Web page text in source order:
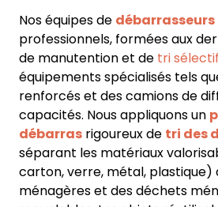
Nos équipes de débarrasseurs
professionnels, formées aux
de manutention et de tri sélectif
équipements spécialisés tels
renforcés et des camions de
capacités. Nous appliquons un
débarras rigoureux de tri des
séparant les matériaux
carton, verre, métal, plastique)
ménagères et des déchets